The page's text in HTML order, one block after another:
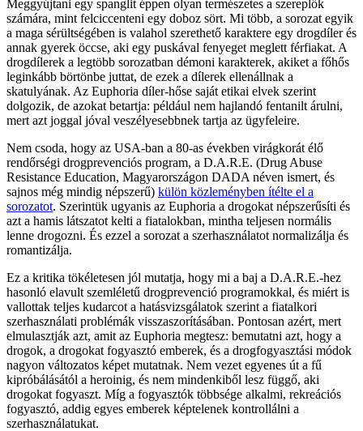
Meggyújtani egy spanglit éppen olyan természetes a szereplők
számára, mint felciccenteni egy doboz sört. Mi több, a sorozat egyik
a maga sérültségében is valahol szerethető karaktere egy drogdíler és
annak gyerek öccse, aki egy puskával fenyeget meglett férfiakat. A
drogdílerek a legtöbb sorozatban démoni karakterek, akiket a főhős
leginkább börtönbe juttat, de ezek a dílerek ellenállnak a
skatulyának. Az Euphoria díler-hőse saját etikai elvek szerint
dolgozik, de azokat betartja: például nem hajlandó fentanilt árulni,
mert azt joggal jóval veszélyesebbnek tartja az ügyfeleire.
Nem csoda, hogy az USA-ban a 80-as években virágkorát élő
rendőrségi drogprevenciós program, a D.A.R.E. (Drug Abuse
Resistance Education, Magyarországon DADA néven ismert, és
sajnos még mindig népszerű) külön közleményben ítélte el a
sorozatot. Szerintük ugyanis az Euphoria a drogokat népszerűsíti és
azt a hamis látszatot kelti a fiatalokban, mintha teljesen normális
lenne drogozni. És ezzel a sorozat a szerhasználatot normalizálja és
romantizálja.
Ez a kritika tökéletesen jól mutatja, hogy mi a baj a D.A.R.E.-hez
hasonló elavult szemléletű drogprevenció programokkal, és miért is
vallottak teljes kudarcot a hatásvizsgálatok szerint a fiatalkori
szerhasználati problémák visszaszorításában. Pontosan azért, mert
elmulasztják azt, amit az Euphoria megtesz: bemutatni azt, hogy a
drogok, a drogokat fogyasztó emberek, és a drogfogyasztási módok
nagyon változatos képet mutatnak. Nem vezet egyenes út a fű
kipróbálásától a heroinig, és nem mindenkiből lesz függő, aki
drogokat fogyaszt. Míg a fogyasztók többsége alkalmi, rekreációs
fogyasztó, addig egyes emberek képtelenek kontrollálni a
szerhasználatukat.